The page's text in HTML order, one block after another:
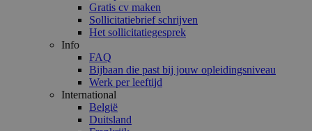
Gratis cv maken
Sollicitatiebrief schrijven
Het sollicitatiegesprek
Info
FAQ
Bijbaan die past bij jouw opleidingsniveau
Werk per leeftijd
International
België
Duitsland